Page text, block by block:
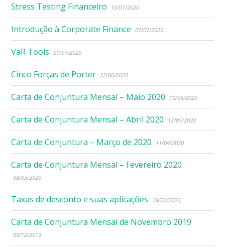
Stress Testing Financeiro 13/07/2020
Introdução à Corporate Finance 07/07/2020
VaR Tools 01/07/2020
Cinco Forças de Porter 22/06/2020
Carta de Conjuntura Mensal – Maio 2020 10/06/2020
Carta de Conjuntura Mensal – Abril 2020 12/05/2020
Carta de Conjuntura – Março de 2020 11/04/2020
Carta de Conjuntura Mensal – Fevereiro 2020
08/03/2020
Taxas de desconto e suas aplicações 18/02/2020
Carta de Conjuntura Mensal de Novembro 2019
09/12/2019